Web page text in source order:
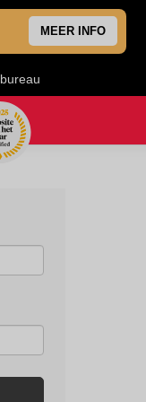
MEER INFO